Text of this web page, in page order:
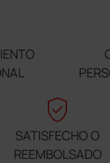
verified_user
SATISFECHO O
REEMBOLSADO